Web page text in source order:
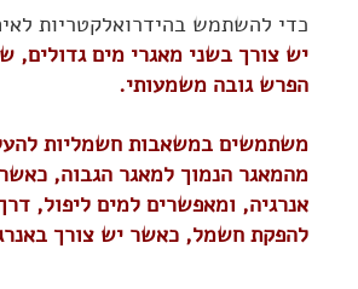
כדי להשתמש בהידרואלקטריות
יש צורך בשני מאגרי מים גדולים,
הפרש גובה משמעותי.
משתמשים במשאבות חשמליות
מהמאגר הנמוך למאגר הגבוה,
אנרגיה, ומאפשרים למים ליפול,
להפקת חשמל, כאשר יש צורך